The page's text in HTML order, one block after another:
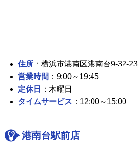
住所 ：横浜市港南区港南台9-32-23
営業時間 ：9:00～19:45
定休日
：木曜日
タイムサービス ：12:00～15:00
港南台駅前店